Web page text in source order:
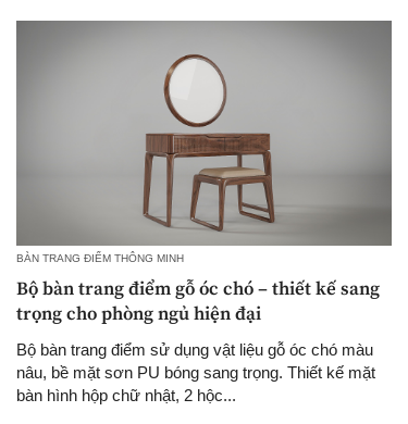
BÀN TRANG ĐIỂM THÔNG MINH
Bộ bàn trang điểm gỗ óc chó – thiết kế sang
trọng cho phòng ngủ hiện đại
Bộ bàn trang điểm sử dụng vật liệu gỗ óc chó màu
nâu, bề mặt sơn PU bóng sang trọng. Thiết kế mặt
bàn hình hộp chữ nhật, 2 hộc...